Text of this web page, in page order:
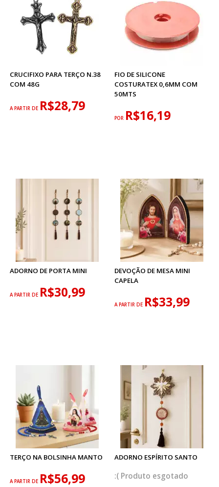
CRUCIFIXO PARA TERÇO N.38
COM 48G
A PARTIR DE R$28,79
FIO DE SILICONE
COSTURATEX 0,6MM COM
50MTS
POR R$16,19
ADORNO DE PORTA MINI
A PARTIR DE R$30,99
DEVOÇÃO DE MESA MINI
CAPELA
A PARTIR DE R$33,99
TERÇO NA BOLSINHA MANTO
A PARTIR DE R$56,99
ADORNO ESPÍRITO SANTO
esgotado